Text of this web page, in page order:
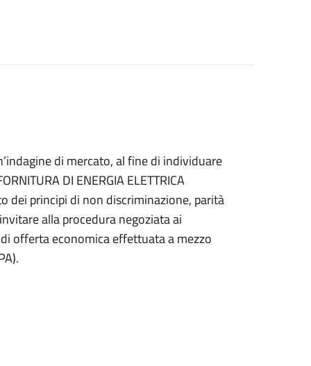
di mercato, al fine di individuare
DI ENERGIA ELETTRICA
dei principi di non discriminazione, parità
alla procedura negoziata ai
offerta economica effettuata a mezzo